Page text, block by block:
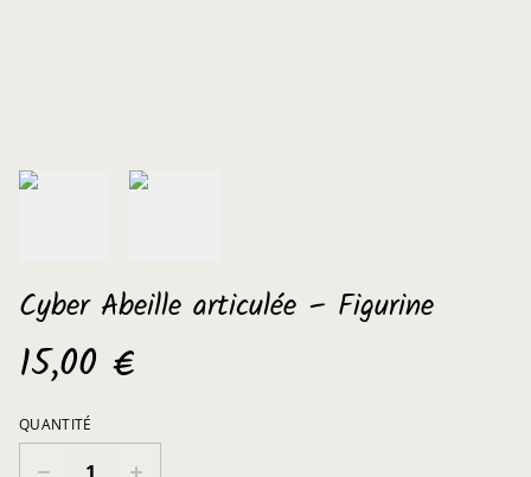
Cyber Abeille articulée – Figurine
15,00 €
QUANTITÉ